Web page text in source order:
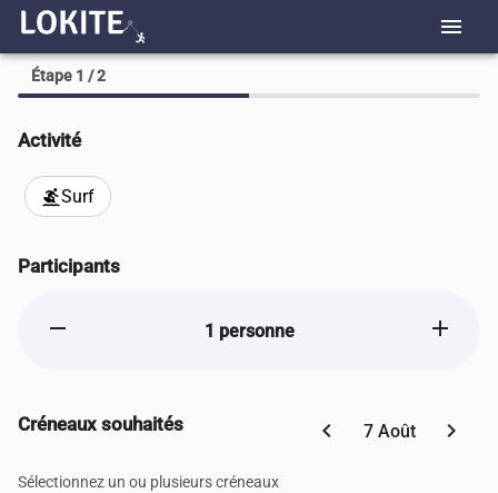
menu
Étape 1 / 2
Activité
surfingSurf
Participants
remove 1 personne add
Créneaux souhaités chevron_left 7 Août chevron_right
Sélectionnez un ou plusieurs créneaux